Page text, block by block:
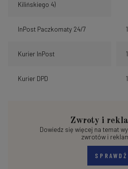
Kilińskiego 4)
InPost Paczkomaty 24/7
Kurier InPost
Kurier DPD
Zwroty i
Dowiedz się więcej na temat
zwrotów i
SPRAWDŹ